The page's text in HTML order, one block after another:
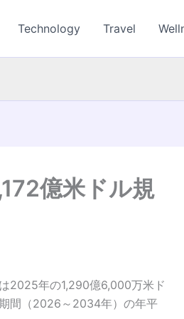
Technology Travel
億米ドル規
2025年の1,290億6,000万米ド
間（2026～2034年）の年平